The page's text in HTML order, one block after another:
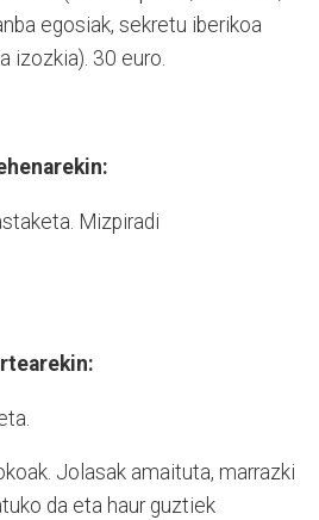
egosiak, sekretu iberikoa
izozkia). 30 euro.
Mizpiradi
Jolasak amaituta, marrazki
da eta haur guztiek